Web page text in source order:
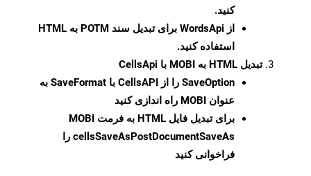
کنید.
از WordsApi برای تبدیل سند POTM به HTML
استفاده کنید.
تبدیل HTML به MOBI با CellsApi
SaveOption
را از CellsAPI با SaveFormat به
عنوان MOBI راه اندازی کنید
برای تبدیل فایل HTML به فرمت
MOBI
cellsSaveAsPostDocumentSaveAs را
فراخوانی کنید